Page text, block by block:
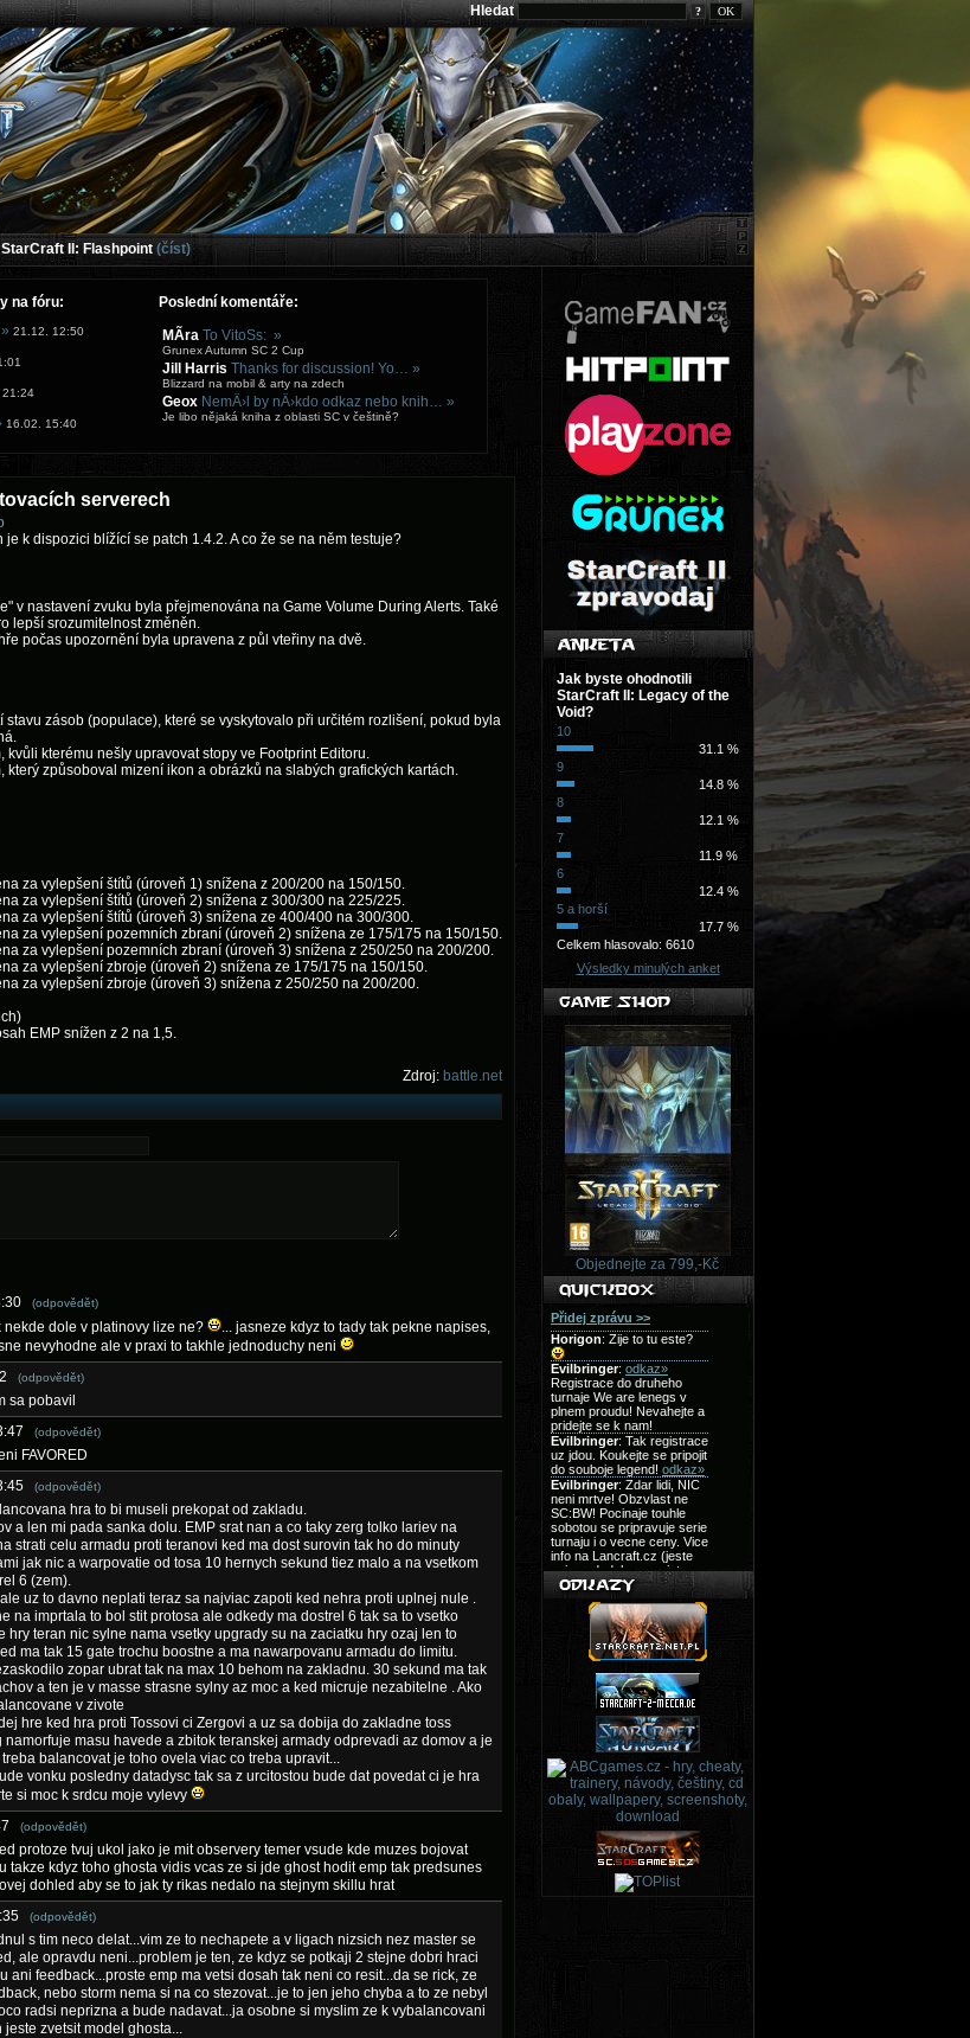
Hledat ?
II: Flashpoint (číst)
na fóru:
Poslední komentáře:
21.12. 12:50
21:24
16.02. 15:40
MÃ­ra To VitoSs: »
Grunex Autumn SC 2 Cup
Jill Harris Thanks for discussion! Yo… »
Blizzard na mobil & arty na zdech
Geox NemÄ›l by nÄ›kdo odkaz nebo knih… »
Je libo nějaká kniha z oblasti SC v češtině?
serverech
je k dispozici blížící se patch 1.4.2. A co že se na něm testuje?
v nastavení zvuku byla přejmenována na Game Volume During Alerts. Také
lepší srozumitelnost změněn.
počas upozornění byla upravena z půl vteřiny na dvě.
stavu zásob (populace), které se vyskytovalo při určitém rozlišení, pokud byla
kvůli kterému nešly upravovat stopy ve Footprint Editoru.
který způsoboval mizení ikon a obrázků na slabých grafických kartách.
za vylepšení štítů (úroveň 1) snížena z 200/200 na 150/150.
za vylepšení štítů (úroveň 2) snížena z 300/300 na 225/225.
za vylepšení štítů (úroveň 3) snížena ze 400/400 na 300/300.
za vylepšení pozemních zbraní (úroveň 2) snížena ze 175/175 na 150/150.
za vylepšení pozemních zbraní (úroveň 3) snížena z 250/250 na 200/200.
za vylepšení zbroje (úroveň 2) snížena ze 175/175 na 150/150.
za vylepšení zbroje (úroveň 3) snížena z 250/250 na 200/200.
EMP snížen z 2 na 1,5.
Zdroj: battle.net
(odpovědět)
nekde dole v platinovy lize ne?
... jasneze kdyz to tady tak pekne napises,
nevyhodne ale v praxi to takhle jednoduchy neni
(odpovědět)
sa pobavil
(odpovědět)
FAVORED
(odpovědět)
hra to bi museli prekopat od zakladu.
a len mi pada sanka dolu. EMP srat nan a co taky zerg tolko lariev na
strati celu armadu proti teranovi ked ma dost surovin tak ho do minuty
jak nic a warpovatie od tosa 10 hernych sekund tiez malo a na vsetkom
6 (zem).
uz to davno neplati teraz sa najviac zapoti ked nehra proti uplnej nule .
na imprtala to bol stit protosa ale odkedy ma dostrel 6 tak sa to vsetko
hry teran nic sylne nama vsetky upgrady su na zaciatku hry ozaj len to
ma tak 15 gate trochu boostne a ma nawarpovanu armadu do limitu.
zopar ubrat tak na max 10 behom na zakladnu. 30 sekund ma tak
a ten je v masse strasne sylny az moc a ked micruje nezabitelne . Ako
v zivote
hre ked hra proti Tossovi ci Zergovi a uz sa dobija do zakladne toss
namorfuje masu havede a zbitok teranskej armady odprevadi az domov a je
balancovat je toho ovela viac co treba upravit...
vonku posledny datadysc tak sa z urcitostou bude dat povedat ci je hra
si moc k srdcu moje vylevy
(odpovědět)
protoze tvuj ukol jako je mit observery temer vsude kde muzes bojovat
takze kdyz toho ghosta vidis vcas ze si jde ghost hodit emp tak predsunes
dohled aby se to jak ty rikas nedalo na stejnym skillu hrat
(odpovědět)
s tim neco delat...vim ze to nechapete a v ligach nizsich nez master se
ale opravdu neni...problem je ten, ze kdyz se potkaji 2 stejne dobri hraci
ani feedback...proste emp ma vetsi dosah tak neni co resit...da se rick, ze
nebo storm nema si na co stezovat...je to jen jeho chyba a to ze nebyl
radsi neprizna a bude nadavat...ja osobne si myslim ze k vybalancovani
zvetsit model ghosta...
Jak byste ohodnotili
StarCraft II: Legacy of the
Void?
10
31.1 %
9
14.8 %
8
12.1 %
7
11.9 %
6
12.4 %
5 a horší
17.7 %
Celkem hlasovalo: 6610
Výsledky minulých anket
Objednejte za 799,-Kč